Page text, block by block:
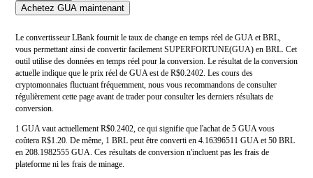
Achetez GUA maintenant
Le convertisseur LBank fournit le taux de change en temps réel de GUA et BRL,
vous permettant ainsi de convertir facilement SUPERFORTUNE(GUA) en BRL. Cet
outil utilise des données en temps réel pour la conversion. Le résultat de la conversion
actuelle indique que le prix réel de GUA est de R$0.2402. Les cours des
cryptomonnaies fluctuant fréquemment, nous vous recommandons de consulter
régulièrement cette page avant de trader pour consulter les derniers résultats de
conversion.
1 GUA vaut actuellement R$0.2402, ce qui signifie que l'achat de 5 GUA vous
coûtera R$1.20. De même, 1 BRL peut être converti en 4.16396511 GUA et 50 BRL
en 208.1982555 GUA. Ces résultats de conversion n'incluent pas les frais de
plateforme ni les frais de minage.